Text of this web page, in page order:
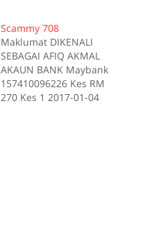
Scammy 708
Maklumat DIKENALI
SEBAGAI AFIQ AKMAL
AKAUN BANK Maybank
157410096226 Kes RM
270 Kes 1 2017-01-04